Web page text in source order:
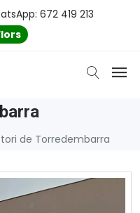
672 419 213
de Torredembarra